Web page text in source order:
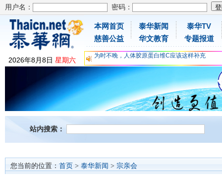
用户名： 密码：
2026年8月8日 星期六
本网首页
慈善公益
泰华新闻
华文教育
泰华TV
专题报道
为时不晚，人体胶原蛋白维C应该这样补充
关爱儿童健康，免费领取日本原装尤妮佳超立体
抗击疫情：每天一瓶增强自身免疫力！
为时不晚，人体胶原蛋白维C应该这样补充
关爱儿童健康，免费领取日本原装尤妮佳超立体
抗击疫情：每天一瓶增强自身免疫力！
站内搜索：
您当前的位置： 首页 > 泰华新闻 > 宗亲会